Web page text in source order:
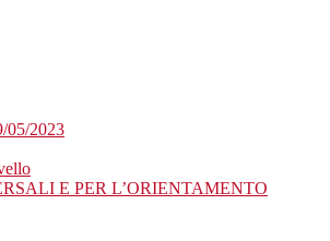
05/2023
E PER L’ORIENTAMENTO